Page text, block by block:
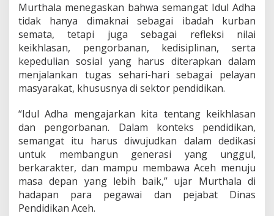
Murthala menegaskan bahwa semangat Idul Adha
tidak hanya dimaknai sebagai ibadah kurban
semata, tetapi juga sebagai refleksi nilai
keikhlasan, pengorbanan, kedisiplinan, serta
kepedulian sosial yang harus diterapkan dalam
menjalankan tugas sehari-hari sebagai pelayan
masyarakat, khususnya di sektor pendidikan.
“Idul Adha mengajarkan kita tentang keikhlasan
dan pengorbanan. Dalam konteks pendidikan,
semangat itu harus diwujudkan dalam dedikasi
untuk membangun generasi yang unggul,
berkarakter, dan mampu membawa Aceh menuju
masa depan yang lebih baik,” ujar Murthala di
hadapan para pegawai dan pejabat Dinas
Pendidikan Aceh.